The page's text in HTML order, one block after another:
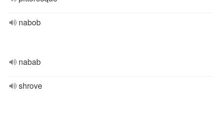
nabob
nabab
shrove